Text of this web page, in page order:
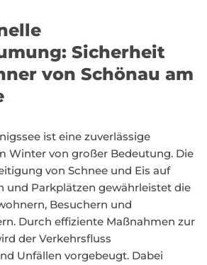
Sicherheit
von Schönau am
ist eine zuverlässige
Winter von großer Bedeutung. Die
von Schnee und Eis auf
und Parkplätzen gewährleistet die
Besuchern und
Durch effiziente Maßnahmen zur
der Verkehrsfluss
Unfällen vorgebeugt. Dabei